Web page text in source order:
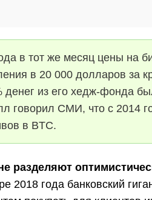
в тот же месяц цены на
в 20 000 долларов за
денег из его хедж-фонда
говорил СМИ, что с 2014
в BTC.
разделяют
2018 года банковский